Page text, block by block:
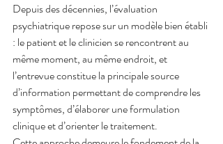
Depuis des décennies, l’évaluation
psychiatrique repose sur un modèle bien établi
: le patient et le clinicien se rencontrent au
même moment, au même endroit, et
l’entrevue constitue la principale source
d’information permettant de comprendre les
symptômes, d’élaborer une formulation
clinique et d’orienter le traitement.